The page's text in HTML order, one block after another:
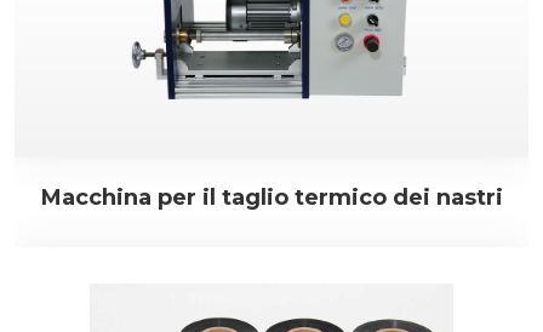
Macchina per il taglio termico dei nastri